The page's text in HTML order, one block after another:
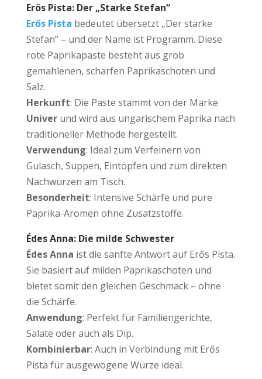
Erös Pista: Der „Starke Stefan“
Erős Pista bedeutet übersetzt „Der starke
Stefan“ – und der Name ist Programm. Diese
rote Paprikapaste besteht aus grob
gemahlenen, scharfen Paprikaschoten und
Salz.
Herkunft: Die Paste stammt von der Marke
Univerund wird aus ungarischem Paprika nach
traditioneller Methode hergestellt.
Verwendung: Ideal zum Verfeinern von
Gulasch, Suppen, Eintöpfen und zum direkten
Nachwürzen am Tisch.
Besonderheit: Intensive Schärfe und pure
Paprika-Aromen ohne Zusatzstoffe.
Édes Anna: Die milde Schwester
Édes Anna ist die sanfte Antwort auf Erős Pista.
Sie basiert auf milden Paprikaschoten und
bietet somit den gleichen Geschmack – ohne
die Schärfe.
Anwendung: Perfekt für Familiengerichte,
Salate oder auch als Dip.
Kombinierbar: Auch in Verbindung mit Erős
Pista für ausgewogene Würze ideal.